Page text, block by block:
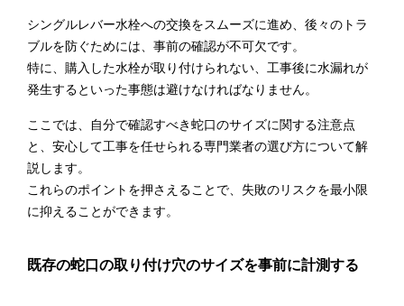
シングルレバー水栓への交換をスムーズに進め、後々のトラ
ブルを防ぐためには、事前の確認が不可欠です。
特に、購入した水栓が取り付けられない、工事後に水漏れが
発生するといった事態は避けなければなりません。
ここでは、自分で確認すべき蛇口のサイズに関する注意点
と、安心して工事を任せられる専門業者の選び方について解
説します。
これらのポイントを押さえることで、失敗のリスクを最小限
に抑えることができます。
既存の蛇口の取り付け穴のサイズを事前に計測する